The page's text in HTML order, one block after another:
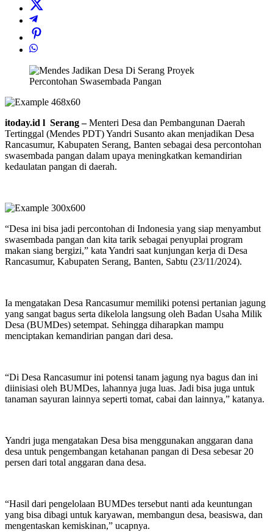
itoday.id l Serang –Menteri Desa dan Pembangunan Daerah
Tertinggal (Mendes PDT) Yandri Susanto akan menjadikan Desa
Rancasumur, Kabupaten Serang, Banten sebagai desa percontohan
swasembada pangan dalam upaya meningkatkan kemandirian
kedaulatan pangan di daerah.
“Desa ini bisa jadi percontohan di Indonesia yang siap menyambut
swasembada pangan dan kita tarik sebagai penyuplai program
makan siang bergizi,” kata Yandri saat kunjungan kerja di Desa
Rancasumur, Kabupaten Serang, Banten, Sabtu (23/11/2024).
Ia mengatakan Desa Rancasumur memiliki potensi pertanian jagung
yang sangat bagus serta dikelola langsung oleh Badan Usaha Milik
Desa (BUMDes) setempat. Sehingga diharapkan mampu
menciptakan kemandirian pangan dari desa.
“Di Desa Rancasumur ini potensi tanam jagung nya bagus dan ini
diinisiasi oleh BUMDes, lahannya juga luas. Jadi bisa juga untuk
tanaman sayuran lainnya seperti tomat, cabai dan lainnya,” katanya.
Yandri juga mengatakan Desa bisa menggunakan anggaran dana
desa untuk pengembangan ketahanan pangan di Desa sebesar 20
persen dari total anggaran dana desa.
“Hasil dari pengelolaan BUMDes tersebut nanti ada keuntungan
yang bisa dibagi untuk karyawan, membangun desa, beasiswa, dan
mengentaskan kemiskinan,” ucapnya.